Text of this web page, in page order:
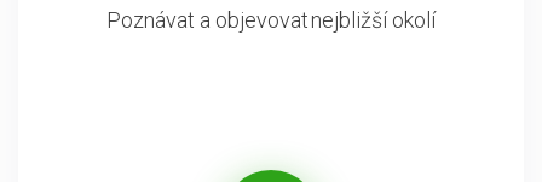
Poznávat a objevovat nejbližší okolí